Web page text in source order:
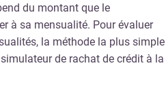
du montant que le
à sa mensualité. Pour évaluer
la méthode la plus simple
de rachat de crédit à la